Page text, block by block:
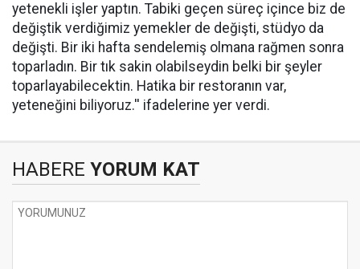
yetenekli işler yaptın. Tabiki geçen süreç içince biz de
değiştik verdiğimiz yemekler de değişti, stüdyo da
değişti. Bir iki hafta sendelemiş olmana rağmen sonra
toparladın. Bir tık sakin olabilseydin belki bir şeyler
toparlayabilecektin. Hatika bir restoranın var,
yeteneğini biliyoruz.'' ifadelerine yer verdi.
HABERE YORUM KAT